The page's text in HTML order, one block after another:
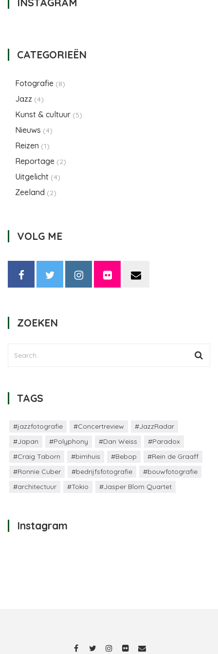
CATEGORIEËN
Fotografie (8)
Jazz (4)
Kunst & cultuur (5)
Nieuws (4)
Reizen (1)
Reportage (2)
Uitgelicht (4)
Zeeland (2)
VOLG ME
ZOEKEN
TAGS
#jazzfotografie #Concertreview
#JazzRadar
#Japan
#Polyphony #Dan Weiss
#Paradox
#Craig Taborn
#bimhuis #Bebop
#Rein de Graaff
#Ronnie Cuber
#bedrijfsfotografie
#bouwfotografie
#architectuur
#Tokio #Jasper Blom Quartet
Instagram